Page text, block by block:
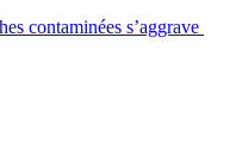
contaminées s’aggrave